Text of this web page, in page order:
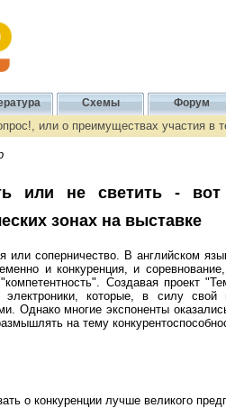
Схемы Форум
или о преимуществах участия в
или не светить -
зонах на выставке
или соперничество. В английском
и конкуренция, и
Создавая проект
электроники, которые, в силу свой
Однако многие экспоненты
на тему
о конкуренции лучше великого